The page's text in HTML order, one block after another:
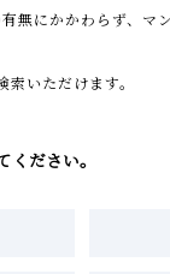
無にかかわらず、マ
いただけます。
ください。